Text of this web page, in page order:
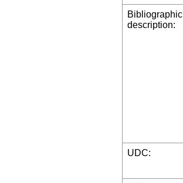
Bibliographic
description:
UDC: